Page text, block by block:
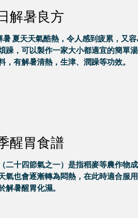
解暑良方
暑 夏天天氣酷熱，令人感到疲累，又
躁，可以製作一家大小都適宜的簡單
，有解暑清熱，生津、潤躁等功效。
醒胃食譜
二十四節氣之一）是指稻麥等農作物成
氣也會逐漸轉為悶熱，在此時適合服
解暑醒胃化濕。